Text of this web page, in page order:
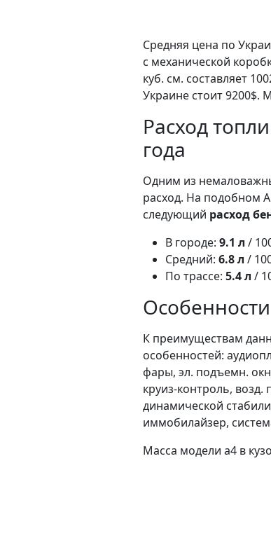
Средняя цена по
c механической
куб. см. составляет
Украине стоит 9200$.
Расход
года
Одним из
расход. На подобном
следующий расход
В городе: 9.1 л /
Средний: 6.8 л /
По трассе: 5.4 л /
К преимуществам
особенностей:
фары, эл. подъемн.
круиз-контроль, возд.
динамической
иммобилайзер,
Масса модели a4 в